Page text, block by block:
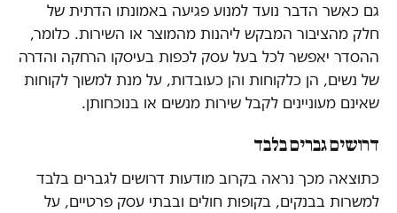
גם כאשר הדבר נועד למנוע פגיעה באמונתו הדתית של
חלק מהציבור המבקש ליהנות מהמוצר או השירות. כלומר,
ההסדר יאפשר לכל בעל עסק לכפות בעיסקו הרחקה והדרה
של נשים, הן כלקוחות והן כעובדות, על מנת למשוך לקוחות
שאינם מעוניינים לקבל שירות מנשים או בנוכחותן.
דרושים גברים בלבד
כתוצאה מכך נראה בקרוב מודעות דרושים לגברים בלבד
למשרות בבנקים, בקופות חולים ובבתי עסק פרטיים, על